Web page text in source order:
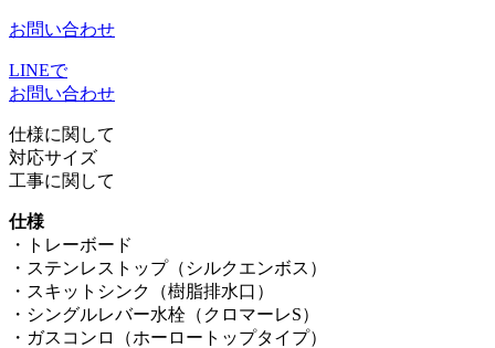
お問い合わせ
LINEで
お問い合わせ
仕様に関して
対応サイズ
工事に関して
仕様
・トレーボード
・ステンレストップ（シルクエンボス）
・スキットシンク（樹脂排水口）
・シングルレバー水栓（クロマーレS）
・ガスコンロ（ホーロートップタイプ）